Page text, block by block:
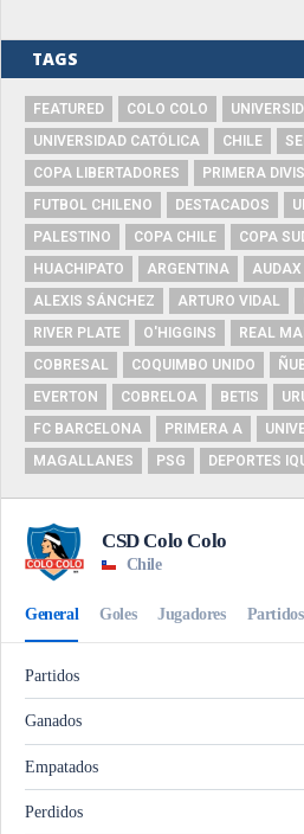
TAGS
FEATURED COLO COLO
UNIVERSIDAD CATÓLICA
CHILE
COPA LIBERTADORES
PRIMERA
FUTBOL CHILENO
DESTACADOS
PALESTINO
COPA CHILE
COPA
HUACHIPATO
ARGENTINA
ALEXIS SÁNCHEZ
ARTURO VIDAL
RIVER PLATE
O'HIGGINS REAL
COBRESAL
COQUIMBO UNIDO
EVERTON
COBRELOA BETIS
FC BARCELONA
PRIMERA A
MAGALLANES
PSG DEPORTES